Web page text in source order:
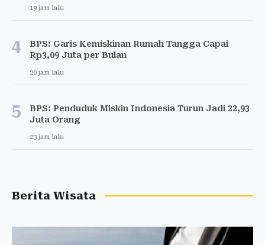
19 jam lalu
4
BPS: Garis Kemiskinan Rumah Tangga Capai
Rp3,09 Juta per Bulan
20 jam lalu
5
BPS: Penduduk Miskin Indonesia Turun Jadi 22,93
Juta Orang
23 jam lalu
Berita Wisata